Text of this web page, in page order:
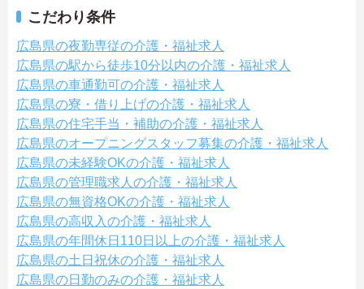
こだわり条件
広島県の夜勤専従の介護・福祉求人
広島県の駅から徒歩10分以内の介護・福祉求人
広島県の車通勤可の介護・福祉求人
広島県の寮・借り上げの介護・福祉求人
広島県の住宅手当・補助の介護・福祉求人
広島県のオープニングスタッフ募集の介護・福祉求人
広島県の未経験OKの介護・福祉求人
広島県の管理職求人の介護・福祉求人
広島県の無資格OKの介護・福祉求人
広島県の高収入の介護・福祉求人
広島県の年間休日110日以上の介護・福祉求人
広島県の土日祝休の介護・福祉求人
広島県の日勤のみの介護・福祉求人